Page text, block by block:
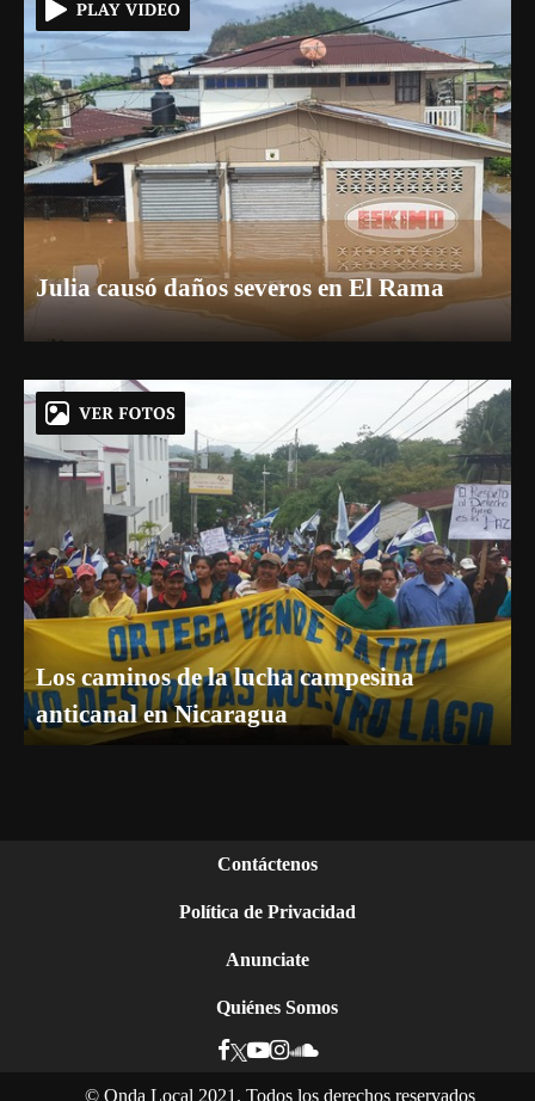
Julia causó daños severos en El Rama
Los caminos de la lucha campesina
anticanal en Nicaragua
Contáctenos
Política de Privacidad
Anunciate
Quiénes Somos
© Onda Local 2021. Todos los derechos reservados